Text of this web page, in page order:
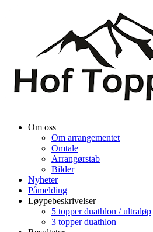
Om oss
Om arrangementet
Omtale
Arrangørstab
Bilder
Nyheter
Påmelding
Løypebeskrivelser
5 topper duathlon / ultraløp
3 topper duathlon